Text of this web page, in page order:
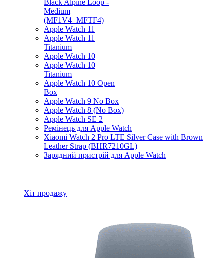
Black Alpine Loop -
Medium
(MF1V4+MFTF4)
Apple Watch 11
Apple Watch 11
Titanium
Apple Watch 10
Apple Watch 10
Titanium
Apple Watch 10 Open
Box
Apple Watch 9 No Box
Apple Watch 8 (No Box)
Apple Watch SE 2
Ремінець для Apple Watch
Xiaomi Watch 2 Pro LTE Silver Case with Brown
Leather Strap (BHR7210GL)
Зарядний пристрій для Apple Watch
Хіт продажу